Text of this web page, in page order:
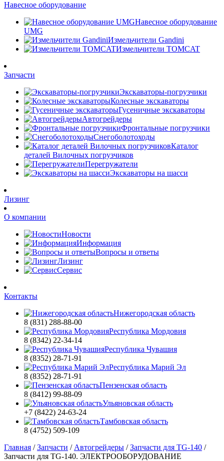
Навесное оборудование
Навесное оборудование
UMG
Измельчители Gandini
Измельчители TOMCAT
Запчасти
Экскаваторы-погрузчики
Колесные экскаваторы
Гусеничные экскаваторы
Автогрейдеры
Фронтальные погрузчики
Снегоболотоходы
Каталог
деталей Вилочных погрузчиков
Перегружатели
Экскаваторы на шасси
Лизинг
О компании
Новости
Информация
Вопросы и ответы
Лизинг
Сервис
Контакты
Нижегородская область
8 (831) 288-88-00
Республика Мордовия
8 (8342) 22-34-14
Республика Чувашия
8 (8352) 28-71-91
Республика Марий Эл
8 (8352) 28-71-91
Пензенская область
8 (8412) 99-88-09
Ульяновская область
+7 (8422) 24-63-24
Тамбовская область
8 (4752) 509-109
Главная /Запчасти / Автогрейдеры /Запчасти для TG-140 /
Запчасти для TG-140. ЭЛЕКТРООБОРУДОВАНИЕ